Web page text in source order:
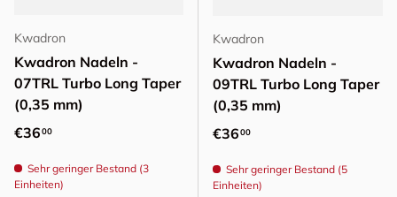
Kwadron
Kwadron Nadeln -
07TRL Turbo Long Taper
(0,35 mm)
Normaler Preis
€3600
Sehr geringer Bestand (3
Einheiten)
Kwadron
Kwadron Nadeln -
09TRL Turbo Long Taper
(0,35 mm)
Normaler Preis
€3600
Sehr geringer Bestand (5
Einheiten)